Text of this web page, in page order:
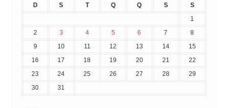
D S T Q Q S
S
1
2
3 4 5 6 7
8
9
10 11 12 13 14
15
16
17 18 19 20 21
22
23
24 25 26 27 28
29
30
31